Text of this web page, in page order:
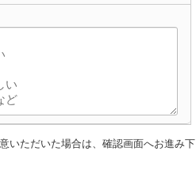
いただいた場合は、確認画面へお進み下